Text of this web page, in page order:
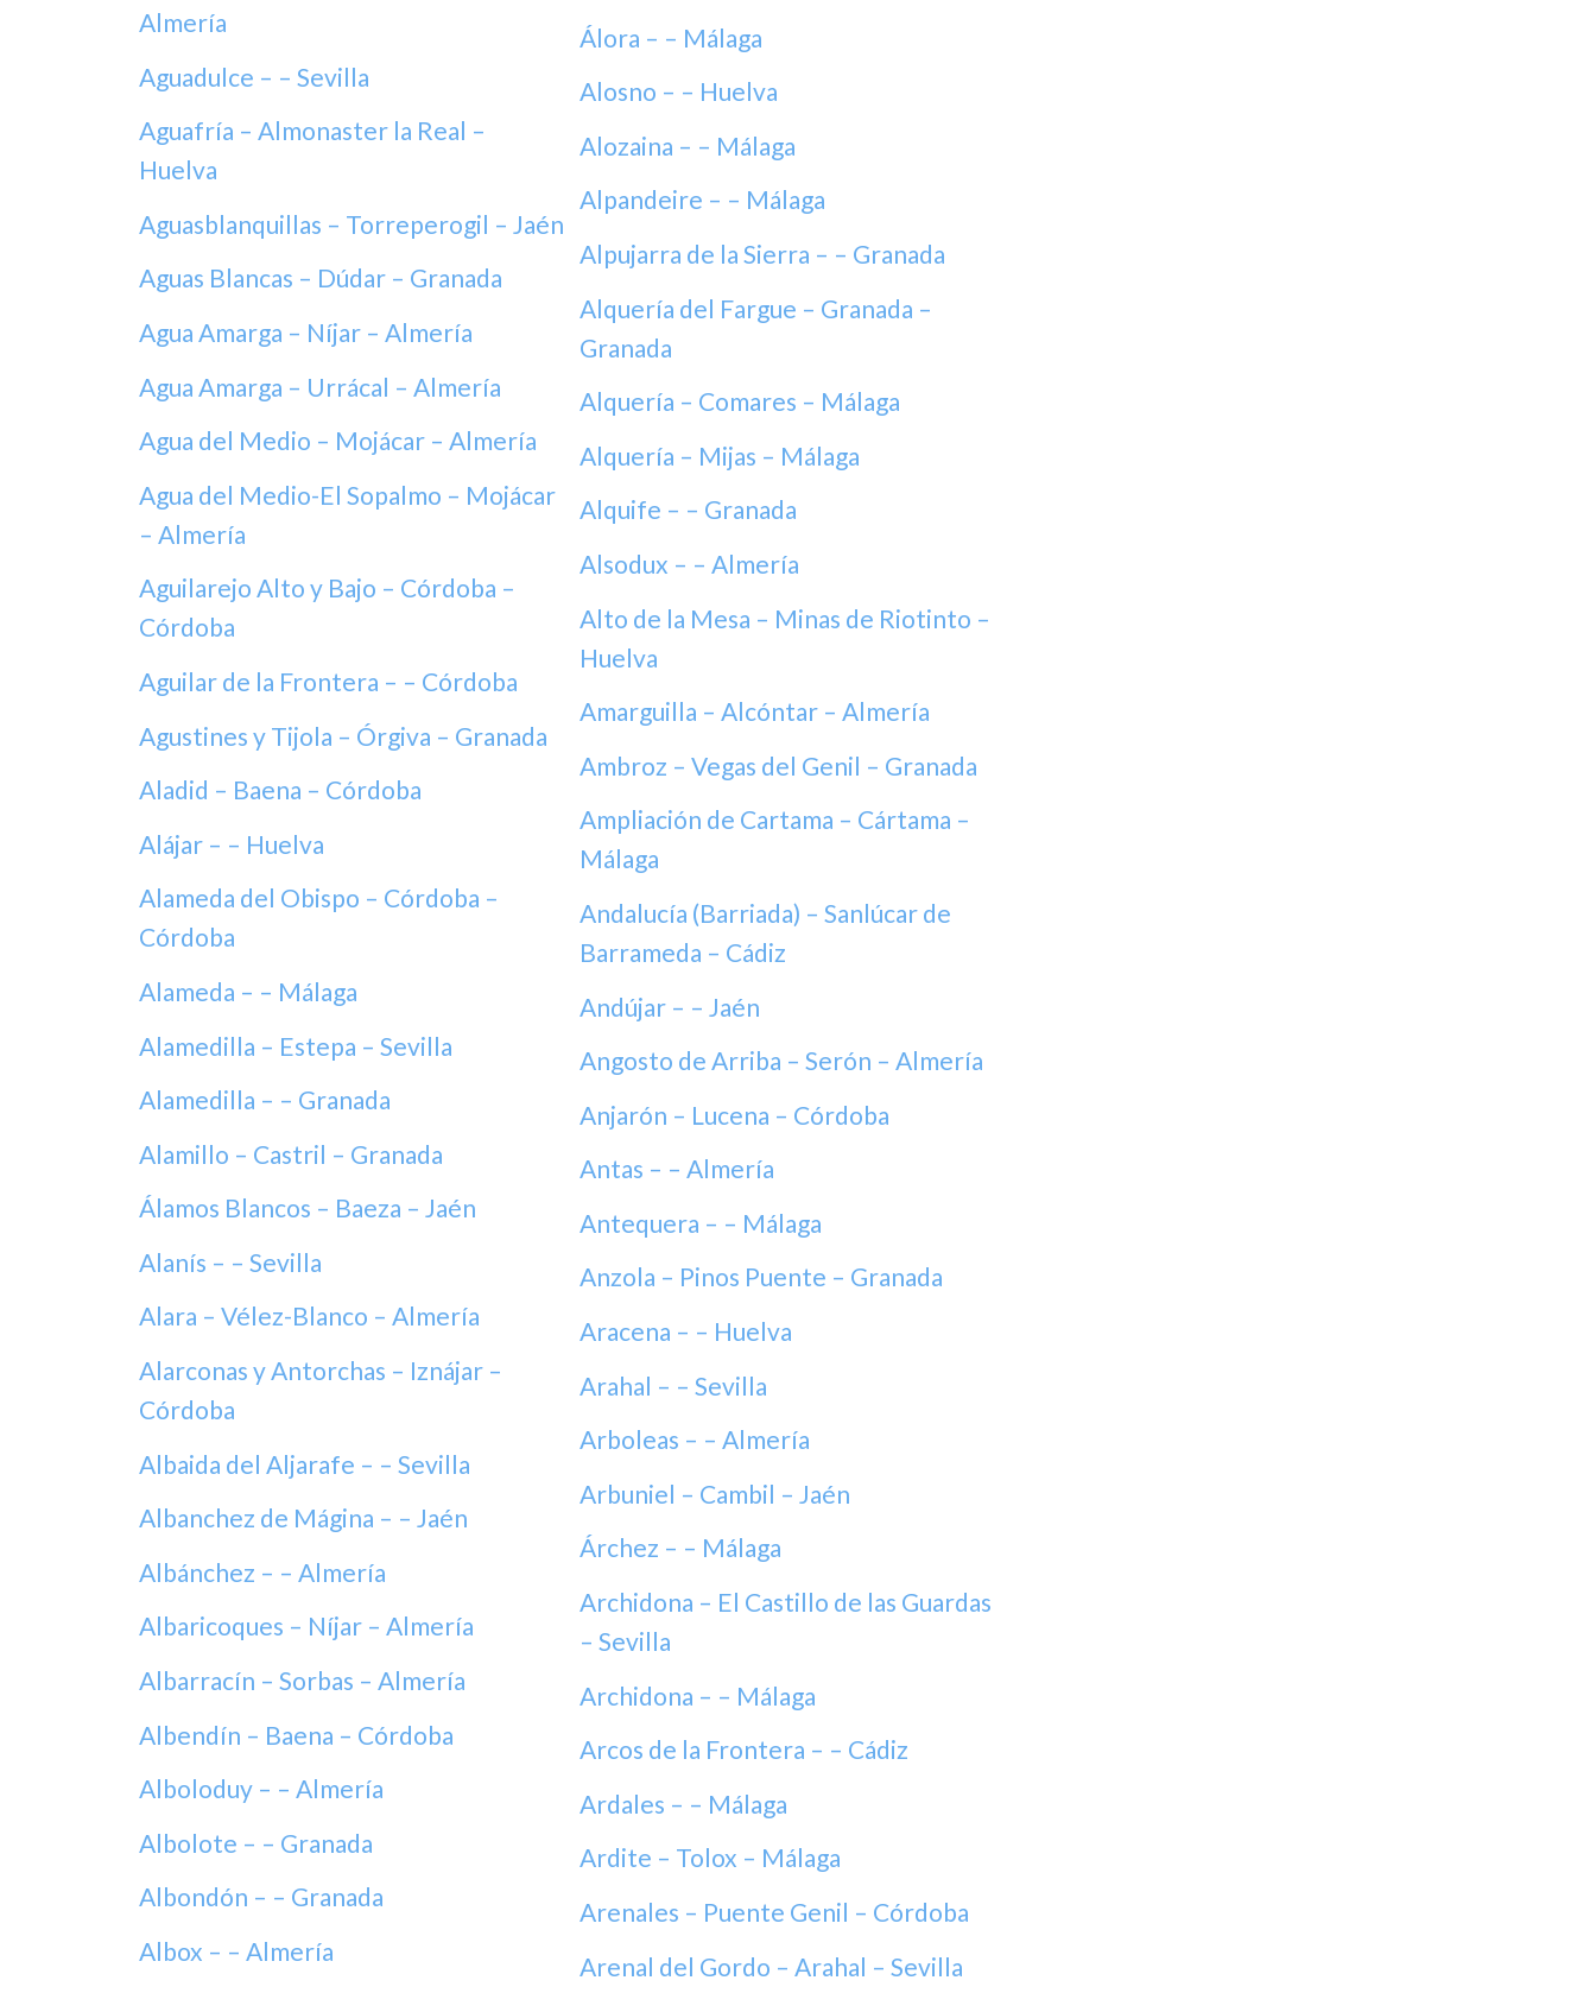
Almería
Aguadulce – – Sevilla
Aguafría – Almonaster la Real –
Huelva
Aguasblanquillas – Torreperogil – Jaén
Aguas Blancas – Dúdar – Granada
Agua Amarga – Níjar – Almería
Agua Amarga – Urrácal – Almería
Agua del Medio – Mojácar – Almería
Agua del Medio-El Sopalmo – Mojácar
– Almería
Aguilarejo Alto y Bajo – Córdoba –
Córdoba
Aguilar de la Frontera – – Córdoba
Agustines y Tijola – Órgiva – Granada
Aladid – Baena – Córdoba
Alájar – – Huelva
Alameda del Obispo – Córdoba –
Córdoba
Alameda – – Málaga
Alamedilla – Estepa – Sevilla
Alamedilla – – Granada
Alamillo – Castril – Granada
Álamos Blancos – Baeza – Jaén
Alanís – – Sevilla
Alara – Vélez-Blanco – Almería
Alarconas y Antorchas – Iznájar –
Córdoba
Albaida del Aljarafe – – Sevilla
Albanchez de Mágina – – Jaén
Albánchez – – Almería
Albaricoques – Níjar – Almería
Albarracín – Sorbas – Almería
Albendín – Baena – Córdoba
Alboloduy – – Almería
Albolote – – Granada
Albondón – – Granada
Albox – – Almería
Álora – – Málaga
Alosno – – Huelva
Alozaina – – Málaga
Alpandeire – – Málaga
Alpujarra de la Sierra – – Granada
Alquería del Fargue – Granada –
Granada
Alquería – Comares – Málaga
Alquería – Mijas – Málaga
Alquife – – Granada
Alsodux – – Almería
Alto de la Mesa – Minas de Riotinto –
Huelva
Amarguilla – Alcóntar – Almería
Ambroz – Vegas del Genil – Granada
Ampliación de Cartama – Cártama –
Málaga
Andalucía (Barriada) – Sanlúcar de
Barrameda – Cádiz
Andújar – – Jaén
Angosto de Arriba – Serón – Almería
Anjarón – Lucena – Córdoba
Antas – – Almería
Antequera – – Málaga
Anzola – Pinos Puente – Granada
Aracena – – Huelva
Arahal – – Sevilla
Arboleas – – Almería
Arbuniel – Cambil – Jaén
Árchez – – Málaga
Archidona – El Castillo de las Guardas
– Sevilla
Archidona – – Málaga
Arcos de la Frontera – – Cádiz
Ardales – – Málaga
Ardite – Tolox – Málaga
Arenales – Puente Genil – Córdoba
Arenal del Gordo – Arahal – Sevilla